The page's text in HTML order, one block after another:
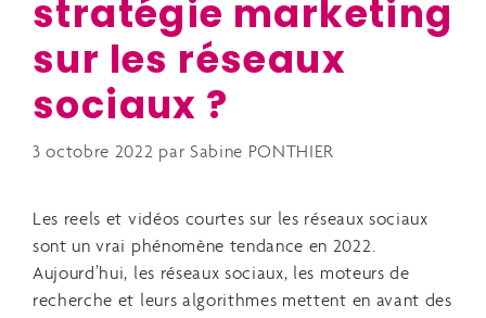
stratégie marketing
sur les réseaux
sociaux ?
3 octobre 2022 par Sabine PONTHIER
Les reels et vidéos courtes sur les réseaux sociaux
sont un vrai phénomène tendance en 2022.
Aujourd’hui, les réseaux sociaux, les moteurs de
recherche et leurs algorithmes mettent en avant des